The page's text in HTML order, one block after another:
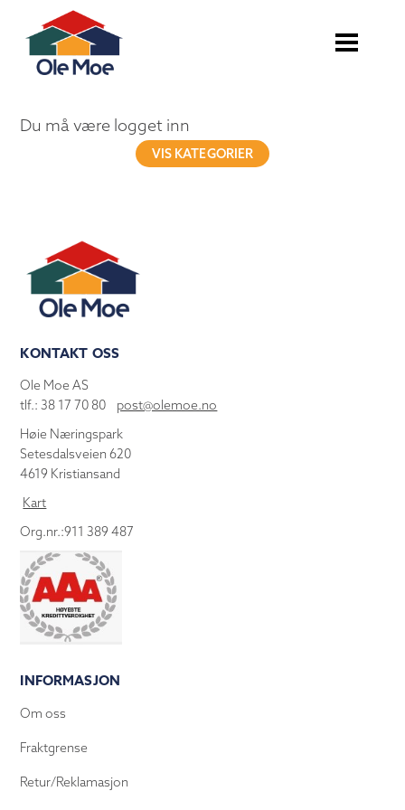
Du må være logget inn
VIS KATEGORIER
KONTAKT OSS
Ole Moe AS
tlf.: 38 17 70 80 post@olemoe.no
Høie Næringspark
Setesdalsveien 620
4619 Kristiansand
Kart
Org.nr.:911 389 487
INFORMASJON
Om oss
Fraktgrense
Retur/Reklamasjon